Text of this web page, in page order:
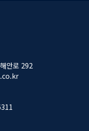
안로 292